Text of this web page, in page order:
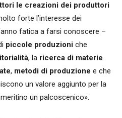
le creazioni dei produttori
forte l’interesse dei
fatica a farsi conoscere –
piccole produzioni che
, la ricerca di materie
, metodi di produzione e che
un valore aggiunto per la
un palcoscenico».